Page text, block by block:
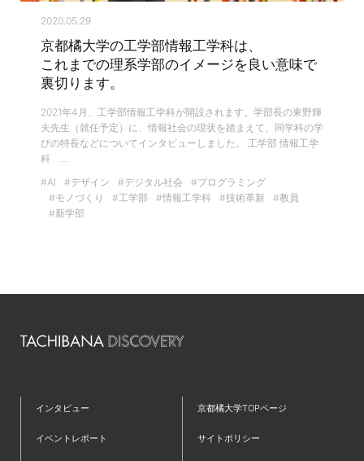
2020.05.29
京都橘大学の工学部情報工学科は、
これまでの理系学部のイメージを良い意味で
裏切ります。
2021年4月、工学部情報工学科が開設されます。学部長の東野輝
夫先生（就任予定）に、情報社会の現状を踏まえて、同学科の学
びの特長などについてインタビューしました。 工学部 情報工学
科 …
#AI
#デザイン #デジタル社会
#プログラミング
#モノづくり
#工学部 #情報工学科 #技術革新
#教員
#新学部
インタビュー
イベントレポート
京都橘大学TOPページ
サイトポリシー